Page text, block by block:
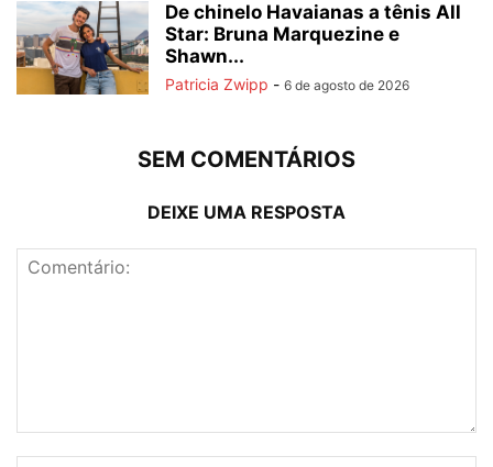
De chinelo Havaianas a tênis All
Star: Bruna Marquezine e
Shawn...
Patricia Zwipp - 6 de agosto de 2026
SEM COMENTÁRIOS
DEIXE UMA RESPOSTA